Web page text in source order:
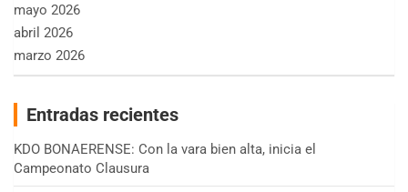
mayo 2026
abril 2026
marzo 2026
Entradas recientes
KDO BONAERENSE: Con la vara bien alta, inicia el
Campeonato Clausura